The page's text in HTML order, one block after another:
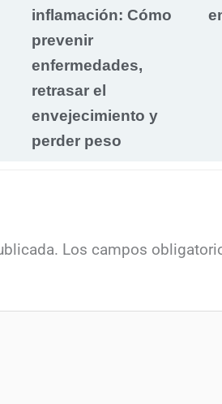
inflamación: Cómo
prevenir
enfermedades,
retrasar el
envejecimiento y
perder peso
Los campos